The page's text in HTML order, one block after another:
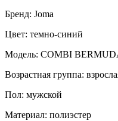
Бренд: Joma
Цвет: темно-синий
Модель: COMBI
Возрастная группа:
Пол: мужской
Материал: полиэстер